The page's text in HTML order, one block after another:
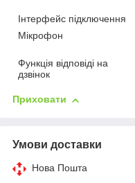
Інтерфейс підключення
Мікрофон
Функція відповіді на
дзвінок
Приховати
Умови доставки
Нова Пошта